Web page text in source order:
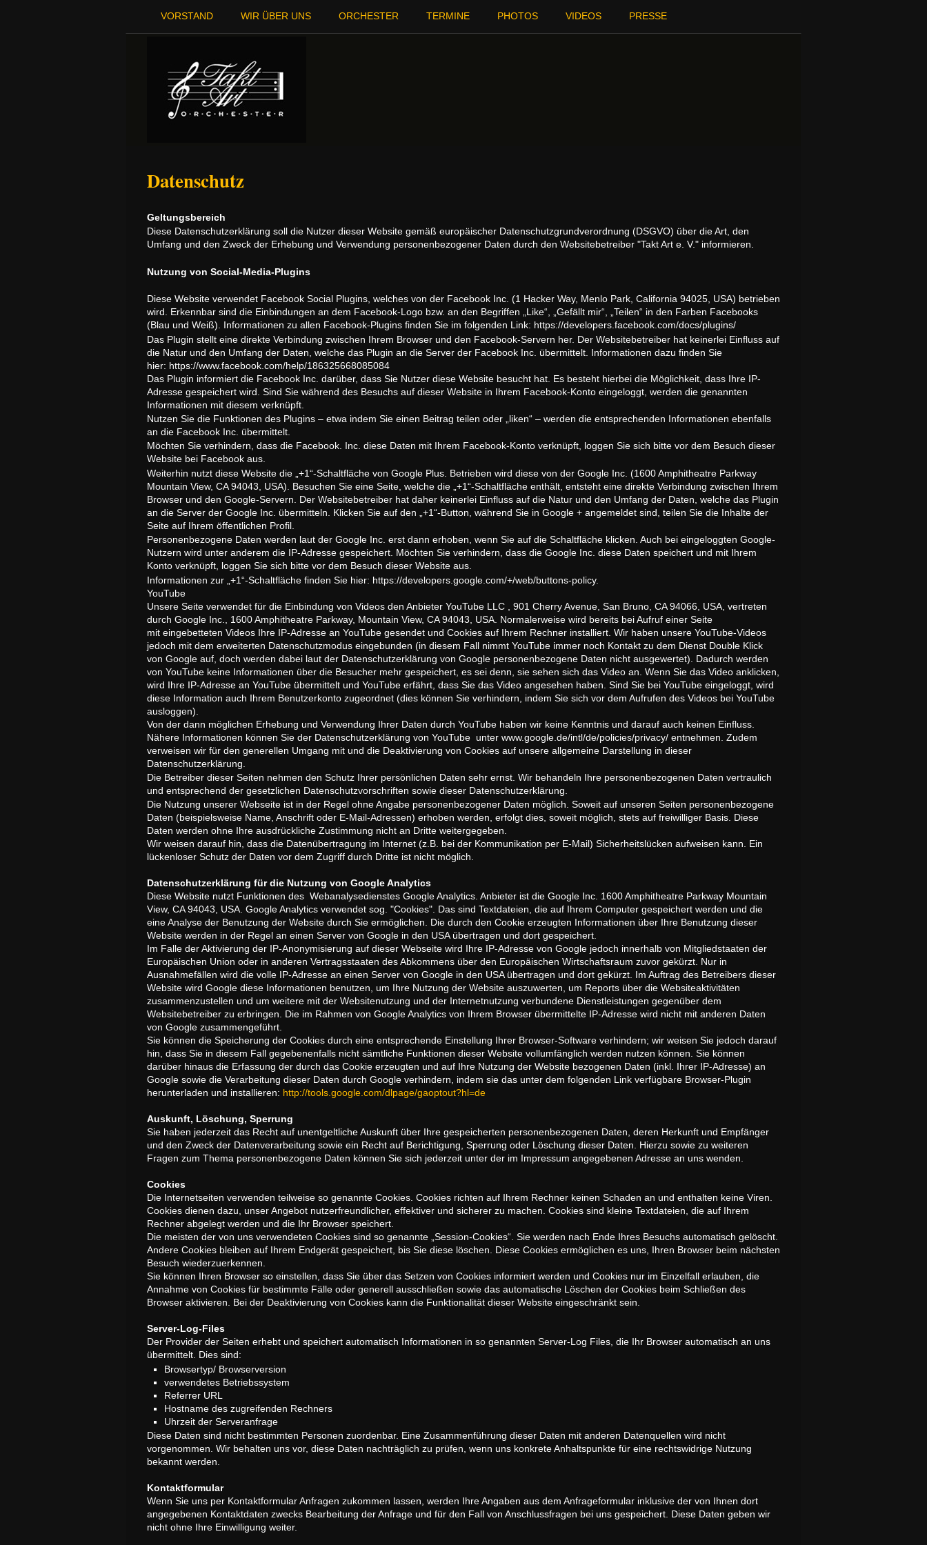
VORSTAND WIR ÜBER UNS ORCHESTER TERMINE PHOTOS VIDEOS PRESSE
Datenschutz
Geltungsbereich
Diese Datenschutzerklärung soll die Nutzer dieser Website gemäß europäischer Datenschutzgrundverordnung (DSGVO) über die Art, den
Umfang und den Zweck der Erhebung und Verwendung personenbezogener Daten durch den Websitebetreiber "Takt Art e. V." informieren.
Nutzung von Social-Media-Plugins
Diese Website verwendet Facebook Social Plugins, welches von der Facebook Inc. (1 Hacker Way, Menlo Park, California 94025, USA) betrieben
wird. Erkennbar sind die Einbindungen an dem Facebook-Logo bzw. an den Begriffen „Like“, „Gefällt mir“, „Teilen“ in den Farben Facebooks
(Blau und Weiß). Informationen zu allen Facebook-Plugins finden Sie im folgenden Link: https://developers.facebook.com/docs/plugins/
Das Plugin stellt eine direkte Verbindung zwischen Ihrem Browser und den Facebook-Servern her. Der Websitebetreiber hat keinerlei Einfluss auf
die Natur und den Umfang der Daten, welche das Plugin an die Server der Facebook Inc. übermittelt. Informationen dazu finden Sie
hier: https://www.facebook.com/help/186325668085084
Das Plugin informiert die Facebook Inc. darüber, dass Sie Nutzer diese Website besucht hat. Es besteht hierbei die Möglichkeit, dass Ihre IP-
Adresse gespeichert wird. Sind Sie während des Besuchs auf dieser Website in Ihrem Facebook-Konto eingeloggt, werden die genannten
Informationen mit diesem verknüpft.
Nutzen Sie die Funktionen des Plugins – etwa indem Sie einen Beitrag teilen oder „liken“ – werden die entsprechenden Informationen ebenfalls
an die Facebook Inc. übermittelt.
Möchten Sie verhindern, dass die Facebook. Inc. diese Daten mit Ihrem Facebook-Konto verknüpft, loggen Sie sich bitte vor dem Besuch dieser
Website bei Facebook aus.
Weiterhin nutzt diese Website die „+1“-Schaltfläche von Google Plus. Betrieben wird diese von der Google Inc. (1600 Amphitheatre Parkway
Mountain View, CA 94043, USA). Besuchen Sie eine Seite, welche die „+1“-Schaltfläche enthält, entsteht eine direkte Verbindung zwischen Ihrem
Browser und den Google-Servern. Der Websitebetreiber hat daher keinerlei Einfluss auf die Natur und den Umfang der Daten, welche das Plugin
an die Server der Google Inc. übermitteln. Klicken Sie auf den „+1“-Button, während Sie in Google + angemeldet sind, teilen Sie die Inhalte der
Seite auf Ihrem öffentlichen Profil.
Personenbezogene Daten werden laut der Google Inc. erst dann erhoben, wenn Sie auf die Schaltfläche klicken. Auch bei eingeloggten Google-
Nutzern wird unter anderem die IP-Adresse gespeichert. Möchten Sie verhindern, dass die Google Inc. diese Daten speichert und mit Ihrem
Konto verknüpft, loggen Sie sich bitte vor dem Besuch dieser Website aus.
Informationen zur „+1“-Schaltfläche finden Sie hier: https://developers.google.com/+/web/buttons-policy.
YouTube
Unsere Seite verwendet für die Einbindung von Videos den Anbieter YouTube LLC , 901 Cherry Avenue, San Bruno, CA 94066, USA, vertreten
durch Google Inc., 1600 Amphitheatre Parkway, Mountain View, CA 94043, USA. Normalerweise wird bereits bei Aufruf einer Seite
mit eingebetteten Videos Ihre IP-Adresse an YouTube gesendet und Cookies auf Ihrem Rechner installiert. Wir haben unsere YouTube-Videos
jedoch mit dem erweiterten Datenschutzmodus eingebunden (in diesem Fall nimmt YouTube immer noch Kontakt zu dem Dienst Double Klick
von Google auf, doch werden dabei laut der Datenschutzerklärung von Google personenbezogene Daten nicht ausgewertet). Dadurch werden
von YouTube keine Informationen über die Besucher mehr gespeichert, es sei denn, sie sehen sich das Video an. Wenn Sie das Video anklicken,
wird Ihre IP-Adresse an YouTube übermittelt und YouTube erfährt, dass Sie das Video angesehen haben. Sind Sie bei YouTube eingeloggt, wird
diese Information auch Ihrem Benutzerkonto zugeordnet (dies können Sie verhindern, indem Sie sich vor dem Aufrufen des Videos bei YouTube
ausloggen).
Von der dann möglichen Erhebung und Verwendung Ihrer Daten durch YouTube haben wir keine Kenntnis und darauf auch keinen Einfluss.
Nähere Informationen können Sie der Datenschutzerklärung von YouTube unter www.google.de/intl/de/policies/privacy/ entnehmen. Zudem
verweisen wir für den generellen Umgang mit und die Deaktivierung von Cookies auf unsere allgemeine Darstellung in dieser
Datenschutzerklärung.
Die Betreiber dieser Seiten nehmen den Schutz Ihrer persönlichen Daten sehr ernst. Wir behandeln Ihre personenbezogenen Daten vertraulich
und entsprechend der gesetzlichen Datenschutzvorschriften sowie dieser Datenschutzerklärung.
Die Nutzung unserer Webseite ist in der Regel ohne Angabe personenbezogener Daten möglich. Soweit auf unseren Seiten personenbezogene
Daten (beispielsweise Name, Anschrift oder E-Mail-Adressen) erhoben werden, erfolgt dies, soweit möglich, stets auf freiwilliger Basis. Diese
Daten werden ohne Ihre ausdrückliche Zustimmung nicht an Dritte weitergegeben.
Wir weisen darauf hin, dass die Datenübertragung im Internet (z.B. bei der Kommunikation per E-Mail) Sicherheitslücken aufweisen kann. Ein
lückenloser Schutz der Daten vor dem Zugriff durch Dritte ist nicht möglich.
Datenschutzerklärung für die Nutzung von Google Analytics
Diese Website nutzt Funktionen des Webanalysedienstes Google Analytics. Anbieter ist die Google Inc. 1600 Amphitheatre Parkway Mountain
View, CA 94043, USA. Google Analytics verwendet sog. "Cookies". Das sind Textdateien, die auf Ihrem Computer gespeichert werden und die
eine Analyse der Benutzung der Website durch Sie ermöglichen. Die durch den Cookie erzeugten Informationen über Ihre Benutzung dieser
Website werden in der Regel an einen Server von Google in den USA übertragen und dort gespeichert.
Im Falle der Aktivierung der IP-Anonymisierung auf dieser Webseite wird Ihre IP-Adresse von Google jedoch innerhalb von Mitgliedstaaten der
Europäischen Union oder in anderen Vertragsstaaten des Abkommens über den Europäischen Wirtschaftsraum zuvor gekürzt. Nur in
Ausnahmefällen wird die volle IP-Adresse an einen Server von Google in den USA übertragen und dort gekürzt. Im Auftrag des Betreibers dieser
Website wird Google diese Informationen benutzen, um Ihre Nutzung der Website auszuwerten, um Reports über die Websiteaktivitäten
zusammenzustellen und um weitere mit der Websitenutzung und der Internetnutzung verbundene Dienstleistungen gegenüber dem
Websitebetreiber zu erbringen. Die im Rahmen von Google Analytics von Ihrem Browser übermittelte IP-Adresse wird nicht mit anderen Daten
von Google zusammengeführt.
Sie können die Speicherung der Cookies durch eine entsprechende Einstellung Ihrer Browser-Software verhindern; wir weisen Sie jedoch darauf
hin, dass Sie in diesem Fall gegebenenfalls nicht sämtliche Funktionen dieser Website vollumfänglich werden nutzen können. Sie können
darüber hinaus die Erfassung der durch das Cookie erzeugten und auf Ihre Nutzung der Website bezogenen Daten (inkl. Ihrer IP-Adresse) an
Google sowie die Verarbeitung dieser Daten durch Google verhindern, indem sie das unter dem folgenden Link verfügbare Browser-Plugin
herunterladen und installieren: http://tools.google.com/dlpage/gaoptout?hl=de
Auskunft, Löschung, Sperrung
Sie haben jederzeit das Recht auf unentgeltliche Auskunft über Ihre gespeicherten personenbezogenen Daten, deren Herkunft und Empfänger
und den Zweck der Datenverarbeitung sowie ein Recht auf Berichtigung, Sperrung oder Löschung dieser Daten. Hierzu sowie zu weiteren
Fragen zum Thema personenbezogene Daten können Sie sich jederzeit unter der im Impressum angegebenen Adresse an uns wenden.
Cookies
Die Internetseiten verwenden teilweise so genannte Cookies. Cookies richten auf Ihrem Rechner keinen Schaden an und enthalten keine Viren.
Cookies dienen dazu, unser Angebot nutzerfreundlicher, effektiver und sicherer zu machen. Cookies sind kleine Textdateien, die auf Ihrem
Rechner abgelegt werden und die Ihr Browser speichert.
Die meisten der von uns verwendeten Cookies sind so genannte „Session-Cookies“. Sie werden nach Ende Ihres Besuchs automatisch gelöscht.
Andere Cookies bleiben auf Ihrem Endgerät gespeichert, bis Sie diese löschen. Diese Cookies ermöglichen es uns, Ihren Browser beim nächsten
Besuch wiederzuerkennen.
Sie können Ihren Browser so einstellen, dass Sie über das Setzen von Cookies informiert werden und Cookies nur im Einzelfall erlauben, die
Annahme von Cookies für bestimmte Fälle oder generell ausschließen sowie das automatische Löschen der Cookies beim Schließen des
Browser aktivieren. Bei der Deaktivierung von Cookies kann die Funktionalität dieser Website eingeschränkt sein.
Server-Log-Files
Der Provider der Seiten erhebt und speichert automatisch Informationen in so genannten Server-Log Files, die Ihr Browser automatisch an uns
übermittelt. Dies sind:
Browsertyp/ Browserversion
verwendetes Betriebssystem
Referrer URL
Hostname des zugreifenden Rechners
Uhrzeit der Serveranfrage
Diese Daten sind nicht bestimmten Personen zuordenbar. Eine Zusammenführung dieser Daten mit anderen Datenquellen wird nicht
vorgenommen. Wir behalten uns vor, diese Daten nachträglich zu prüfen, wenn uns konkrete Anhaltspunkte für eine rechtswidrige Nutzung
bekannt werden.
Kontaktformular
Wenn Sie uns per Kontaktformular Anfragen zukommen lassen, werden Ihre Angaben aus dem Anfrageformular inklusive der von Ihnen dort
angegebenen Kontaktdaten zwecks Bearbeitung der Anfrage und für den Fall von Anschlussfragen bei uns gespeichert. Diese Daten geben wir
nicht ohne Ihre Einwilligung weiter.